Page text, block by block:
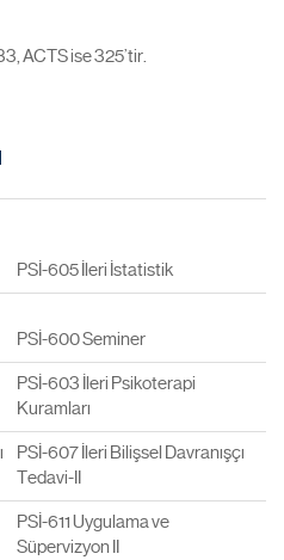
ACTS ise 325’tir.
PSİ-605 İleri İstatistik
PSİ-600 Seminer
PSİ-603 İleri Psikoterapi
Kuramları
PSİ-607 İleri Bilişsel Davranışçı
Tedavi-II
PSİ-611 Uygulama ve
Süpervizyon II